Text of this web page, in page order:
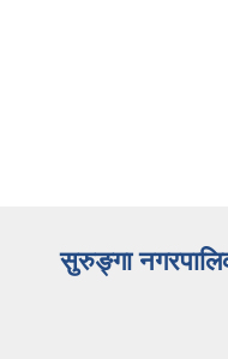
सुरुङ्गा